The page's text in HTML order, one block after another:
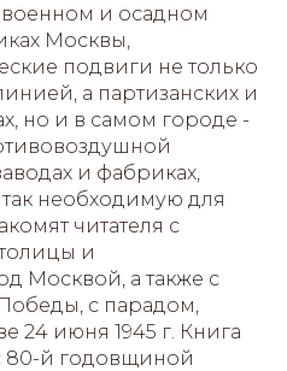
и осадном
Москвы,
подвиги не только
а партизанских и
но и в самом городе -
и фабриках,
необходимую для
читателя с
и
Москвой, а также с
с парадом,
24 июня 1945 г. Книга
80-й годовщиной